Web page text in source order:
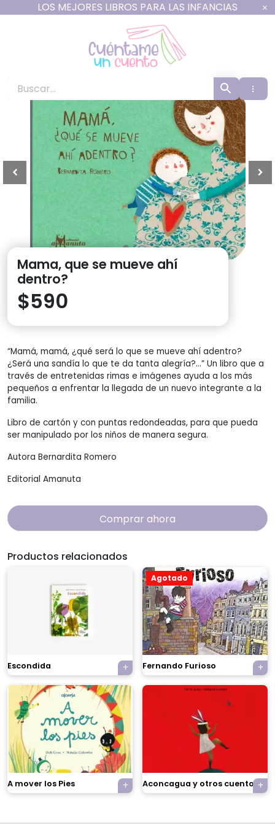
LOS MEJORES LIBROS PARA LAS INFANCIAS
Cuéntame un
Mama, que se mueve ahí
dentro?
$590
“Mamá, mamá, ¿qué será lo que se mueve ahí adentro?
¿Será una sandía lo que te da tanta alegría?…” Un libro que a
través de entretenidas rimas e imágenes ayuda a los más
pequeños a enfrentar la llegada de un nuevo integrante a la
familia.
Libro de cartón y con puntas redondeadas, para que pueda
ser manipulado por los niños de manera segura.
Autora Bernardita Romero
Editorial Amanuta
Comprar ahora
Productos relacionados
Escondida
Agotado
Fernando Furioso
A mover los Pies Aconcagua y otros cuentos
Tu carrito está vacío.